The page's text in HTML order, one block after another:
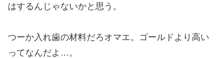
はするんじゃないかと思う。
つーか入れ歯の材料だろオマエ。ゴールドより高い
ってなんだよ…。